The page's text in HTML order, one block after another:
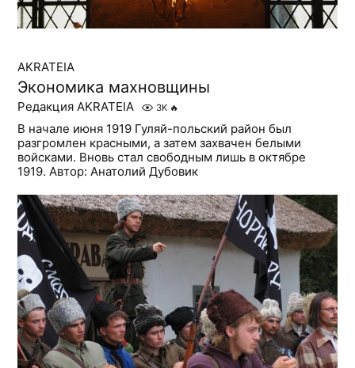
AKRATEIA
Экономика махновщины
Редакция AKRATEIA 3K 🔥
В начале июня 1919 Гуляй-польский район был
разгромлен красными, а затем захвачен белыми
войсками. Вновь стал свободным лишь в октябре
1919. Автор: Анатолий Дубовик